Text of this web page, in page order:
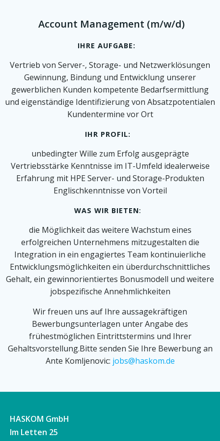
Account Management (m/w/d)
IHRE AUFGABE:
Vertrieb von Server-, Storage- und Netzwerklösungen
Gewinnung, Bindung und Entwicklung unserer
gewerblichen Kunden kompetente Bedarfsermittlung
und eigenständige Identifizierung von Absatzpotentialen
Kundentermine vor Ort
IHR PROFIL:
unbedingter Wille zum Erfolg ausgeprägte
Vertriebsstärke Kenntnisse im IT-Umfeld idealerweise
Erfahrung mit HPE Server- und Storage-Produkten
Englischkenntnisse von Vorteil
WAS WIR BIETEN:
die Möglichkeit das weitere Wachstum eines
erfolgreichen Unternehmens mitzugestalten die
Integration in ein engagiertes Team kontinuierliche
Entwicklungsmöglichkeiten ein überdurchschnittliches
Gehalt, ein gewinnorientiertes Bonusmodell und weitere
jobspezifische Annehmlichkeiten
Wir freuen uns auf Ihre aussagekräftigen
Bewerbungsunterlagen unter Angabe des
frühestmöglichen Eintrittstermins und Ihrer
Gehaltsvorstellung.Bitte senden Sie Ihre Bewerbung an
Ante Komljenovic: jobs@haskom.de
HASKOM GmbH
Im Letten 25